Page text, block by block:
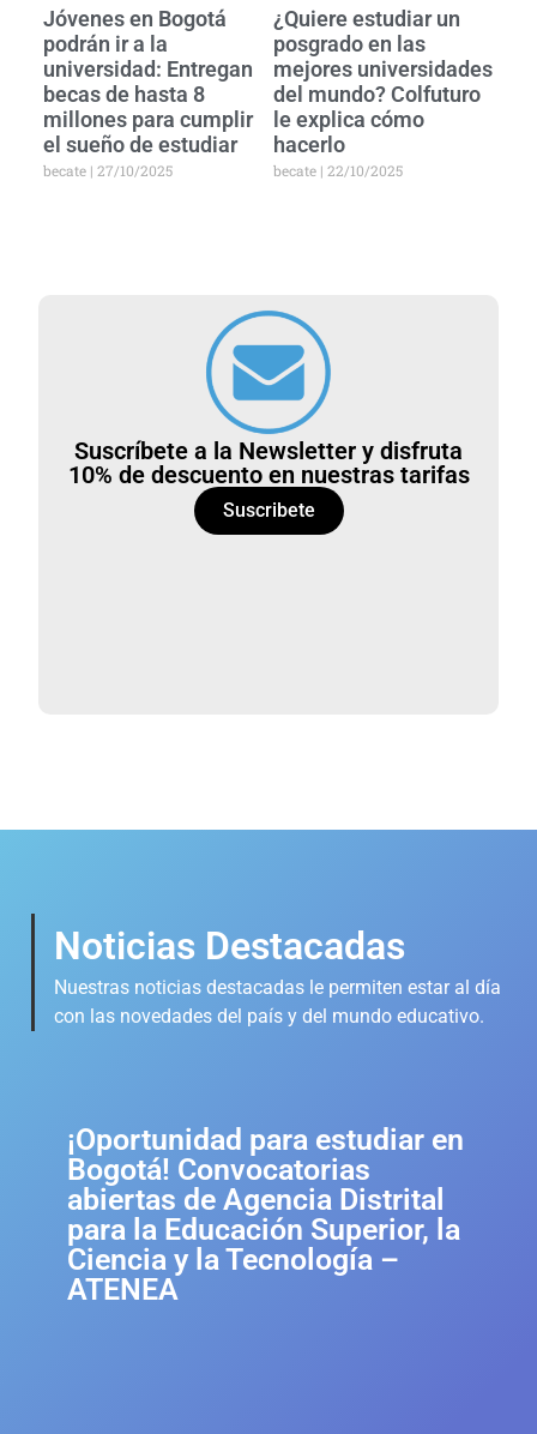
Jóvenes en Bogotá
podrán ir a la
universidad: Entregan
becas de hasta 8
millones para cumplir
el sueño de estudiar
becate 27/10/2025
¿Quiere estudiar un
posgrado en las
mejores universidades
del mundo? Colfuturo
le explica cómo
hacerlo
becate 22/10/2025
Suscríbete a la Newsletter y disfruta
10% de descuento en nuestras tarifas
Suscribete
Noticias Destacadas
Nuestras noticias destacadas le permiten estar al día
con las novedades del país y del mundo educativo.
¡Oportunidad para estudiar en
Bogotá! Convocatorias
abiertas de Agencia Distrital
para la Educación Superior, la
Ciencia y la Tecnología –
ATENEA